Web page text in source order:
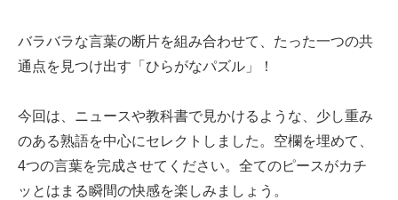
バラバラな言葉の断片を組み合わせて、たった一つの共
通点を見つけ出す「ひらがなパズル」！
今回は、ニュースや教科書で見かけるような、少し重み
のある熟語を中心にセレクトしました。空欄を埋めて、
4つの言葉を完成させてください。全てのピースがカチ
ッとはまる瞬間の快感を楽しみましょう。